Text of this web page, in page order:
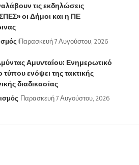
τις εκδηλώσεις
οι Δήμοι και η ΠΕ
Παρασκευή 7 Αυγούστου, 2026
Αμυνταίου: Ενημερωτικό
τύπου ενόψει της τακτικής
διαδικασίας
Παρασκευή 7 Αυγούστου, 2026